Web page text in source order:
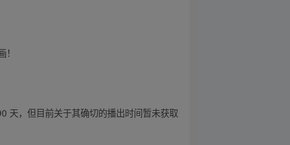
天，但目前关于其确切的播出时间暂未获取